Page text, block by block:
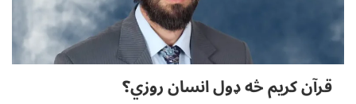
قرآن کریم څه ډول انسان روزي؟